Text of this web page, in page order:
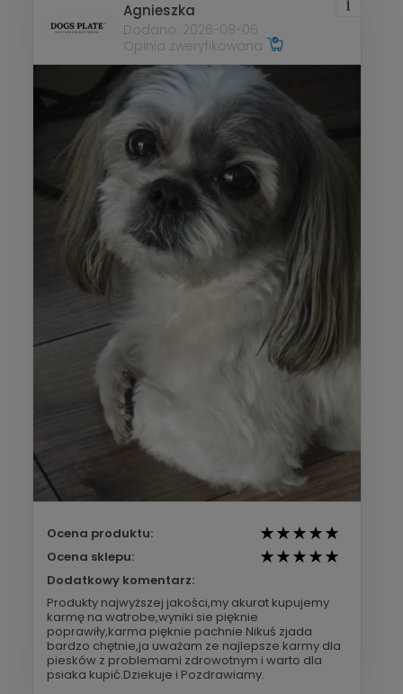
Agnieszka
Dodano: 2026-08-06
Opinia zweryfikowana
Ocena produktu:
Ocena sklepu:
Dodatkowy komentarz:
Produkty najwyższej jakości,my akurat kupujemy
karmę na watrobe,wyniki sie pięknie
poprawiły,karma pięknie pachnie Nikuś zjada
bardzo chętnie,ja uważam ze najlepsze karmy dla
piesków z problemami zdrowotnym i warto dla
psiaka kupić.Dziekuje i Pozdrawiamy.